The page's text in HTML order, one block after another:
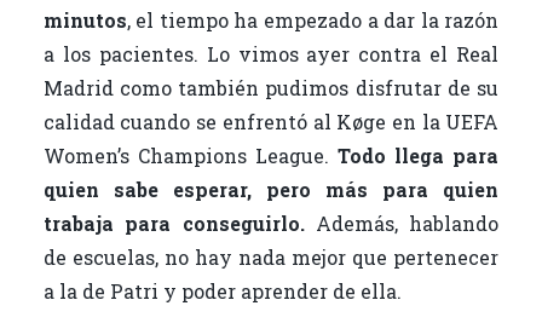
minutos, el tiempo ha empezado a dar la razón
a los pacientes. Lo vimos ayer contra el Real
Madrid como también pudimos disfrutar de su
calidad cuando se enfrentó al Køge en la UEFA
Women’s Champions League.Todo llega para
quien sabe esperar, pero más para quien
trabaja para conseguirlo.Además, hablando
de escuelas, no hay nada mejor que pertenecer
a la de Patri y poder aprender de ella.